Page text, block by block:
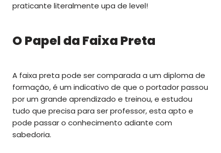
praticante literalmente upa de level!
O Papel da Faixa Preta
A faixa preta pode ser comparada a um diploma de
formação, é um indicativo de que o portador passou
por um grande aprendizado e treinou, e estudou
tudo que precisa para ser professor, esta apto e
pode passar o conhecimento adiante com
sabedoria.